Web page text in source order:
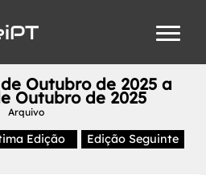
Outubro de 2025 a
Outubro de 2025
Arquivo
Edição Edição Seguinte